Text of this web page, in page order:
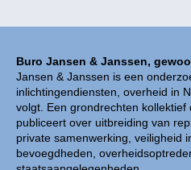
Buro Jansen & Janssen,
Jansen & Janssen is een
inlichtingendiensten, overheid in
volgt. Een grondrechten kollektief
publiceert over uitbreiding van
private samenwerking, veiligheid
bevoegdheden,